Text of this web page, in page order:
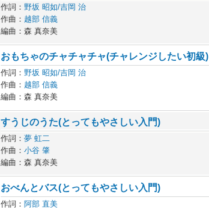
作詞： 野坂 昭如/吉岡 治
作曲： 越部 信義
編曲：森 真奈美
おもちゃのチャチャチャ(チャレンジしたい初級)
作詞： 野坂 昭如/吉岡 治
作曲： 越部 信義
編曲：森 真奈美
すうじのうた(とってもやさしい入門)
作詞： 夢 虹二
作曲： 小谷 肇
編曲：森 真奈美
おべんとバス(とってもやさしい入門)
作詞： 阿部 直美